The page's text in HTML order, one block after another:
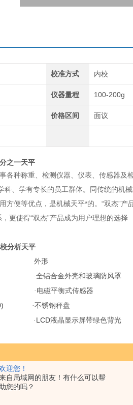
迎您！
自局域网的朋友！有什么可以帮
助您的吗？
校准方式 内校
仪器量程 100-200g
价格区间 面议
之一天平
称重、检测仪器、仪表、传感器及
科、学有专长的员工群体。同传统的机
方便等优点，是机械天平*的。“双杰”产
更使得“双杰”产品成为用户理想的选择
分析天平
外形
·全铝合金外壳和玻璃防风罩
·电磁平衡式传感器
100) ·不锈钢秤盘
· LCD液晶显示屏带绿色背光
分析天平